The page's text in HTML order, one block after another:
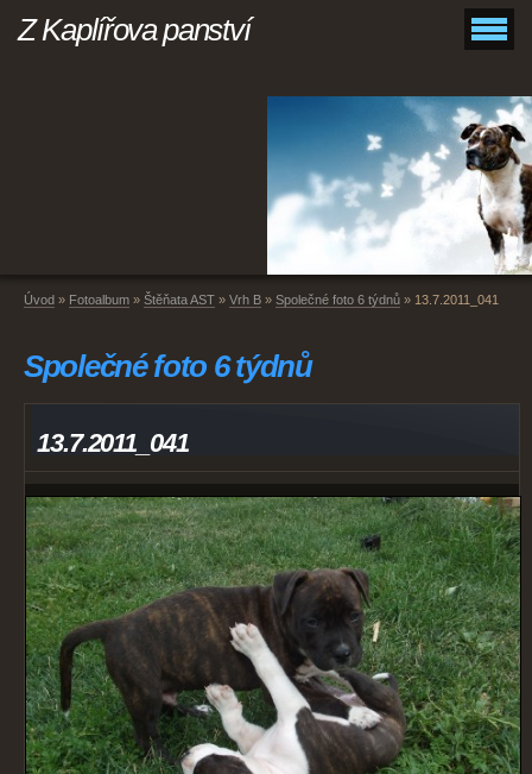
Z Kaplířova panství
Úvod » Fotoalbum » Štěňata AST » Vrh B » Společné foto 6 týdnů » 13.7.2011_041
Společné foto 6 týdnů
13.7.2011_041